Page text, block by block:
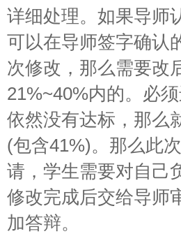
详细处理。如果导师
可以在导师签字确认
次修改，那么需要改
21%~40%内的。必
依然没有达标，那么
(包含41%)。那么此
请，学生需要对自己
修改完成后交给导师
加答辩。